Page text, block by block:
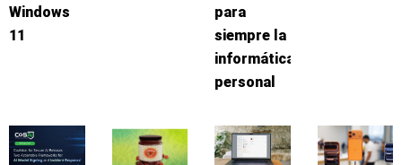
Windows
11
para
siempre la
informática
personal